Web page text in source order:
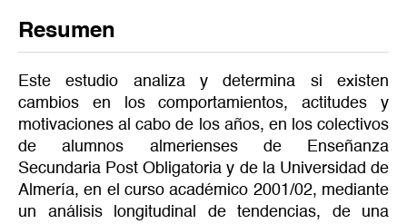
Resumen
Este estudio analiza y determina si existen
cambios en los comportamientos, actitudes y
motivaciones al cabo de los años, en los colectivos
de alumnos almerienses de Enseñanza
Secundaria Post Obligatoria y de la Universidad de
Almería, en el curso académico 2001/02, mediante
un análisis longitudinal de tendencias, de una